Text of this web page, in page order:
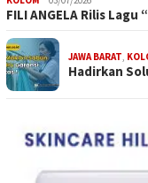
FILI ANGELA Rilis Lagu
JAWA BARAT,
Hadirkan